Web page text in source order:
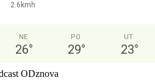
2.6kmh
NE
26°
PO
29°
UT
23°
ODznova